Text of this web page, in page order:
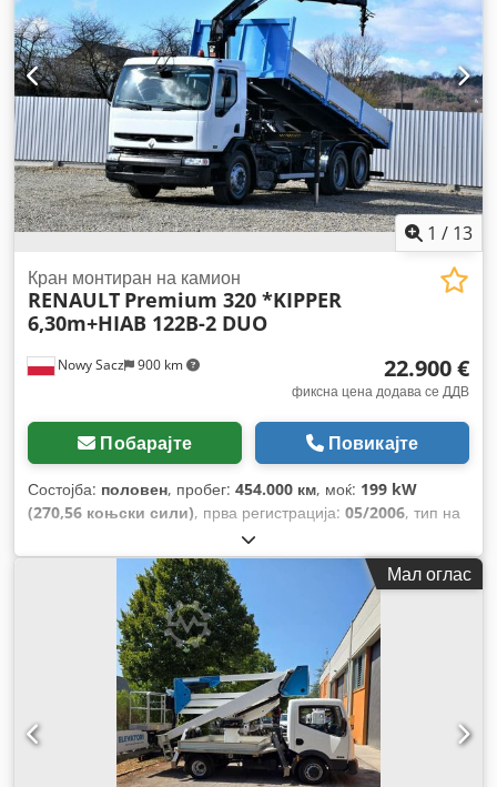
1 / 13
Nowy Sacz 900 km
Кран монтиран на камион
RENAULT Premium 320 *KIPPER
6,30m+HIAB 122B-2 DUO
22.900 €
фиксна цена додава се ДДВ
Побарајте Повикајте
Состојба: половен, пробег: 454.000 км, моќ: 199 kW
(270,56 коњски сили), прва регистрација: 05/2006, тип на
, вкупна тежина:
оските:3 оски, кочници:ретардер, боја:сина, тип на
механички, должина на товарниот простор:6.300
, ширина на товарниот простор:
, висина на
просторот за товарење:600 мм, Година на изградба:
ABS, клима уред, кран,
Мал оглас